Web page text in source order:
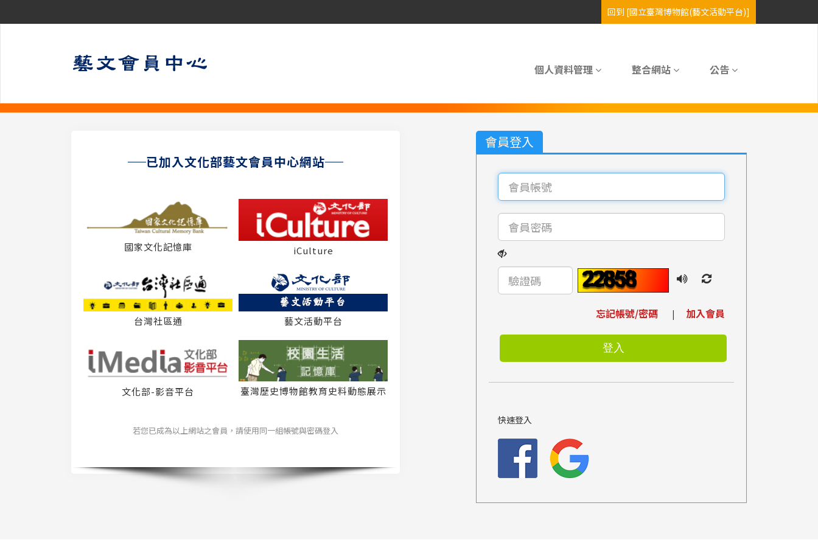
個人資料管理 整合網站 公告
會員登入
忘記帳號/密碼 | 加入會員
快速登入
已加入文化部藝文會員中心網站
國家文化記憶庫 iCulture
台灣社區通 藝文活動平台
文化部-影音平台
臺灣歷史博物館教育史料動態展示
若您已成為以上網站之會員，請使用同一組帳號與密碼登入